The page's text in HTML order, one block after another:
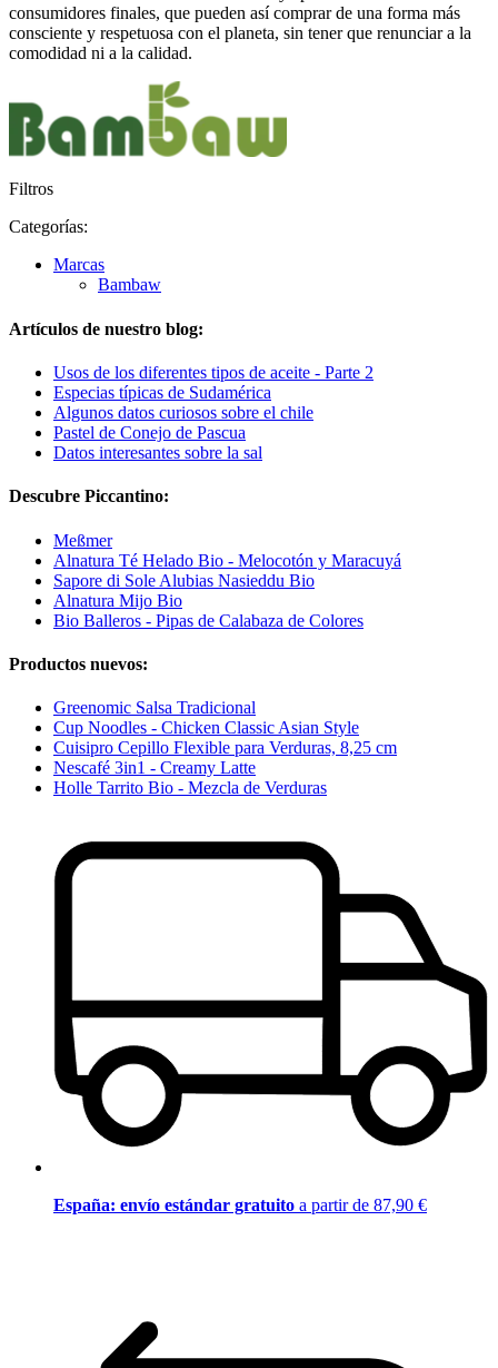
consumidores finales, que pueden así comprar de una forma más
consciente y respetuosa con el planeta, sin tener que renunciar a la
comodidad ni a la calidad.
Filtros
Categorías:
Marcas
Bambaw
Artículos de nuestro blog:
Usos de los diferentes tipos de aceite - Parte 2
Especias típicas de Sudamérica
Algunos datos curiosos sobre el chile
Pastel de Conejo de Pascua
Datos interesantes sobre la sal
Descubre Piccantino:
Meßmer
Alnatura Té Helado Bio - Melocotón y Maracuyá
Sapore di Sole Alubias Nasieddu Bio
Alnatura Mijo Bio
Bio Balleros - Pipas de Calabaza de Colores
Productos nuevos:
Greenomic Salsa Tradicional
Cup Noodles - Chicken Classic Asian Style
Cuisipro Cepillo Flexible para Verduras, 8,25 cm
Nescafé 3in1 - Creamy Latte
Holle Tarrito Bio - Mezcla de Verduras
España: envío estándar gratuito a partir de 87,90 €